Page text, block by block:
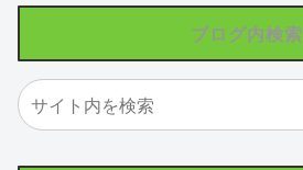
ブログ内検索